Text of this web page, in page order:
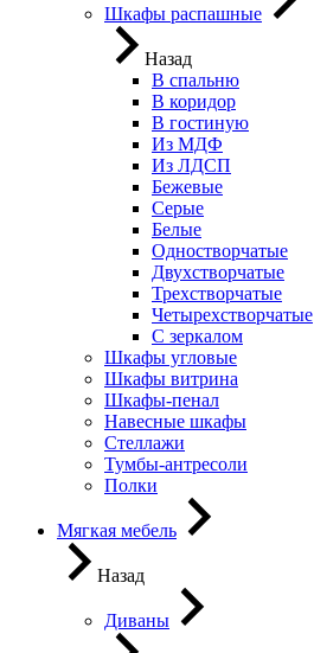
Шкафы распашные
Назад
В спальню
В коридор
В гостиную
Из МДФ
Из ЛДСП
Бежевые
Серые
Белые
Одностворчатые
Двухстворчатые
Трехстворчатые
Четырехстворчатые
С зеркалом
Шкафы угловые
Шкафы витрина
Шкафы-пенал
Навесные шкафы
Стеллажи
Тумбы-антресоли
Полки
Мягкая мебель
Назад
Диваны